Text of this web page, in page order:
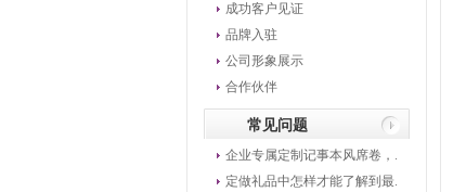
成功客户见证
品牌入驻
公司形象展示
合作伙伴
常见问题
企业专属定制记事本风席卷，.
定做礼品中怎样才能了解到最.